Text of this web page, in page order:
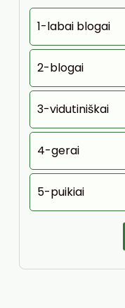
1-labai blogai
2-blogai
3-vidutiniškai
4-gerai
5-puikiai